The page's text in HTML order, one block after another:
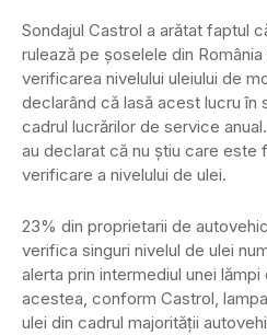
Sondajul Castrol a arătat faptul
rulează pe șoselele din
verificarea nivelului uleiului de
declarând că lasă acest lucru în
cadrul lucrărilor de service
au declarat că nu știu care este
verificare a nivelului de ulei.
23% din proprietarii de
verifica singuri nivelul de ulei
alerta prin intermediul unei
acestea, conform Castrol,
ulei din cadrul majorității